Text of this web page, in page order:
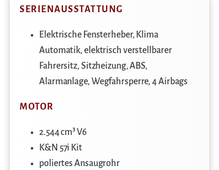
SERIENAUSSTATTUNG
Elektrische Fensterheber, Klima
Automatik, elektrisch verstellbarer
Fahrersitz, Sitzheizung, ABS,
Alarmanlage, Wegfahrsperre, 4 Airbags
MOTOR
2.544 cm³ V6
K&N 57i Kit
poliertes Ansaugrohr